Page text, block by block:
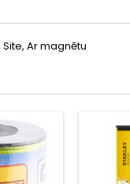
Ar magnētu